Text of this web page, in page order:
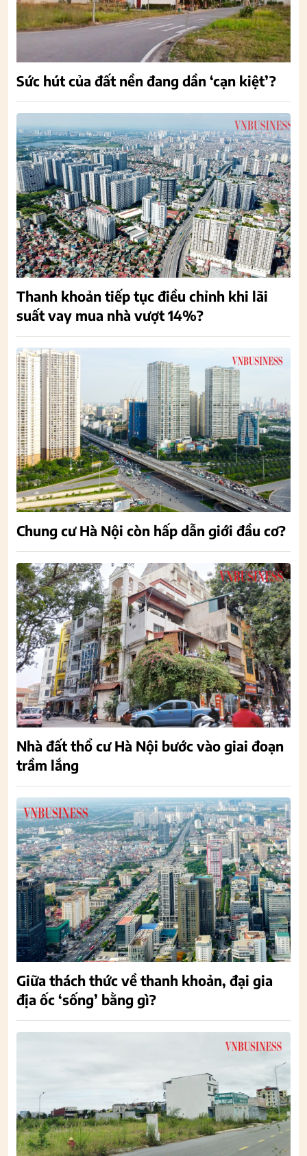
Sức hút của đất nền đang dần ‘cạn kiệt’?
Thanh khoản tiếp tục điều chỉnh khi lãi
suất vay mua nhà vượt 14%?
Chung cư Hà Nội còn hấp dẫn giới đầu cơ?
Nhà đất thổ cư Hà Nội bước vào giai đoạn
trầm lắng
Giữa thách thức về thanh khoản, đại gia
địa ốc ‘sống’ bằng gì?